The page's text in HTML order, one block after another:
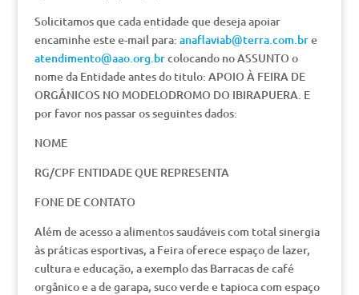
Solicitamos que cada entidade que deseja apoiar
encaminhe este e-mail para: anaflaviab@terra.com.bre
atendimento@aao.org.brcolocando no ASSUNTO o
nome da Entidade antes do titulo: APOIO À FEIRA DE
ORGÂNICOS NO MODELODROMO DO IBIRAPUERA. E
por favor nos passar os seguintes dados:
NOME
RG/CPF ENTIDADE QUE REPRESENTA
FONE DE CONTATO
Além de acesso a alimentos saudáveis com total sinergia
às práticas esportivas, a Feira oferece espaço de lazer,
cultura e educação, a exemplo das Barracas de café
orgânico e a de garapa, suco verde e tapioca com espaço